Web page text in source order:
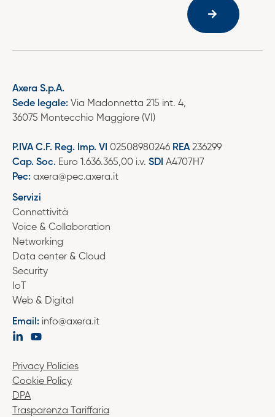
Axera S.p.A.
Sede legale: Via Madonnetta 215 int. 4,
36075 Montecchio Maggiore (VI)
P.IVA C.F. Reg. Imp. VI 02508980246 REA236299
Cap. Soc. Euro 1.636.365,00 i.v. SDI A4707H7
Pec: axera@pec.axera.it
Servizi
Connettività
Voice & Collaboration
Networking
Data center & Cloud
Security
IoT
Web & Digital
Email: info@axera.it
Privacy Policies
Cookie Policy
DPA
Trasparenza Tariffaria